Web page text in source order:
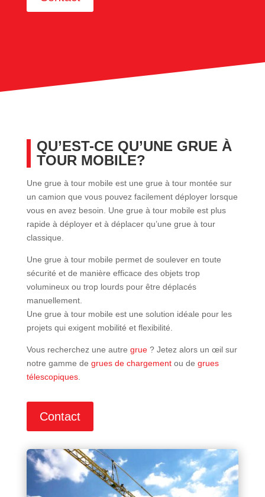
QU’EST-CE QU’UNE GRUE À
TOUR MOBILE?
Une grue à tour mobile est une grue à tour montée sur
un camion que vous pouvez facilement déployer lorsque
vous en avez besoin. Une grue à tour mobile est plus
rapide à déployer et à déplacer qu’une grue à tour
classique.
Une grue à tour mobile permet de soulever en toute
sécurité et de manière efficace des objets trop
volumineux ou trop lourds pour être déplacés
manuellement.
Une grue à tour mobile est une solution idéale pour les
projets qui exigent mobilité et flexibilité.
Vous recherchez une autre grue? Jetez alors un œil sur
notre gamme de grues de chargementou de grues
télescopiques.
Contact